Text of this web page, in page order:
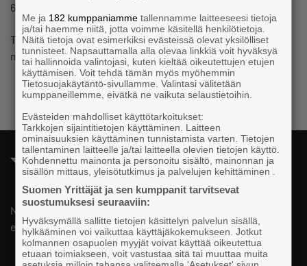
6.6.2024 14:54
The Federation of Finnish Enterprises offered a national
mentorship program for immigrant female entrepreneurs.
National, regional and local advocacy for small and medium
entrepreneurs.
Me ja 182 kumppaniamme tallennamme laitteeseesi tietoja
ja/tai haemme niitä, jotta voimme käsitellä henkilötietoja.
Näitä tietoja ovat esimerkiksi evästeissä olevat yksilölliset
tunnisteet. Napsauttamalla alla olevaa linkkiä voit hyväksyä
tai hallinnoida valintojasi, kuten kieltää oikeutettujen etujen
käyttämisen. Voit tehdä tämän myös myöhemmin
Tietosuojakäytäntö-sivullamme. Valintasi välitetään
kumppaneillemme, eivätkä ne vaikuta selaustietoihin.
Evästeiden mahdolliset käyttötarkoitukset:
Tarkkojen sijaintitietojen käyttäminen. Laitteen
ominaisuuksien käyttäminen tunnistamista varten. Tietojen
tallentaminen laitteelle ja/tai laitteella olevien tietojen käyttö.
Kohdennettu mainonta ja personoitu sisältö, mainonnan ja
sisällön mittaus, yleisötutkimus ja palvelujen kehittäminen .
Suomen Yrittäjät ja sen kumppanit tarvitsevat
suostumuksesi seuraaviin:
Hyväksymällä sallitte tietojen käsittelyn palvelun sisällä,
hylkääminen voi vaikuttaa käyttäjäkokemukseen. Jotkut
kolmannen osapuolen myyjät voivat käyttää oikeutettua
etuaan toimiakseen, voit vastustaa sitä tai muuttaa muita